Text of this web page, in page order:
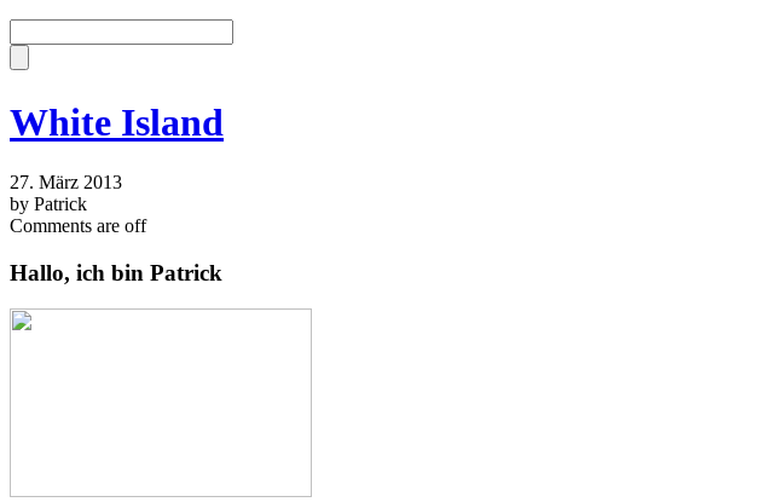
White Island
27. März 2013
by Patrick
Comments are off
Hallo, ich bin Patrick